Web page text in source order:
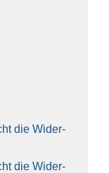
die Wider­
die Wider­